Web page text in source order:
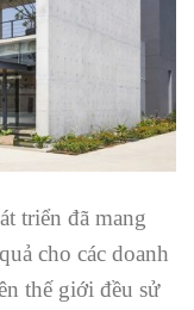
triển đã mang
cho các doanh
thế giới đều sử